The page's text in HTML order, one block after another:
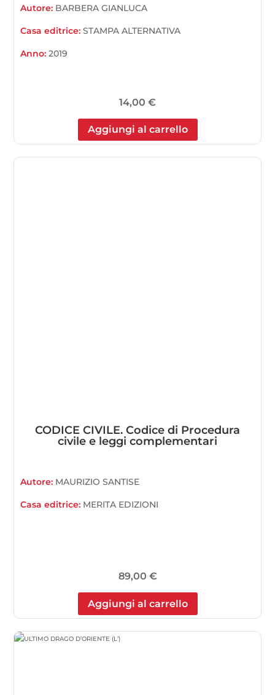
Autore: BARBERA GIANLUCA
Casa editrice:STAMPA ALTERNATIVA
Anno:2019
14,00 €
Aggiungi al carrello
CODICE CIVILE. Codice di Procedura
civile e leggi complementari
Autore: MAURIZIO SANTISE
Casa editrice: MERITA EDIZIONI
89,00 €
Aggiungi al carrello